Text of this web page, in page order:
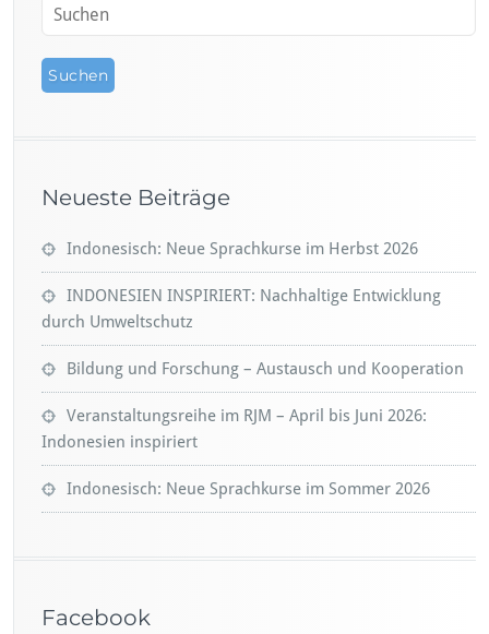
Neueste Beiträge
Indonesisch: Neue Sprachkurse im Herbst 2026
INDONESIEN INSPIRIERT: Nachhaltige Entwicklung
durch Umweltschutz
Bildung und Forschung – Austausch und Kooperation
Veranstaltungsreihe im RJM – April bis Juni 2026:
Indonesien inspiriert
Indonesisch: Neue Sprachkurse im Sommer 2026
Facebook